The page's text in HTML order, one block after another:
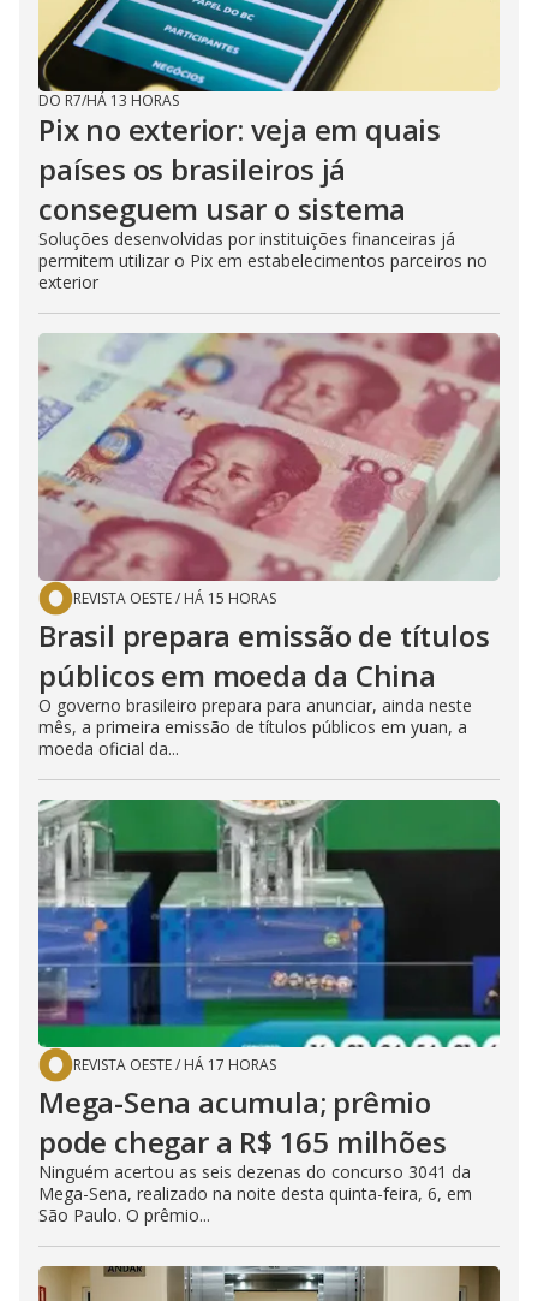
DO R7/HÁ 13 HORAS
Pix no exterior: veja em quais
países os brasileiros já
conseguem usar o sistema
Soluções desenvolvidas por instituições financeiras já
permitem utilizar o Pix em estabelecimentos parceiros no
exterior
REVISTA OESTE/ HÁ 15 HORAS
Brasil prepara emissão de títulos
públicos em moeda da China
O governo brasileiro prepara para anunciar, ainda neste
mês, a primeira emissão de títulos públicos em yuan, a
moeda oficial da...
REVISTA OESTE/ HÁ 17 HORAS
Mega-Sena acumula; prêmio
pode chegar a R$ 165 milhões
Ninguém acertou as seis dezenas do concurso 3041 da
Mega-Sena, realizado na noite desta quinta-feira, 6, em
São Paulo. O prêmio...